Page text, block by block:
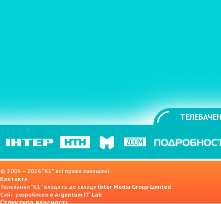
© 2006 — 2026 "K1" всі права захищені.
Контакти
Телеканал "К1" входить до складу Inter Media Group Limited
Сайт розроблено в Argentum IT Lab